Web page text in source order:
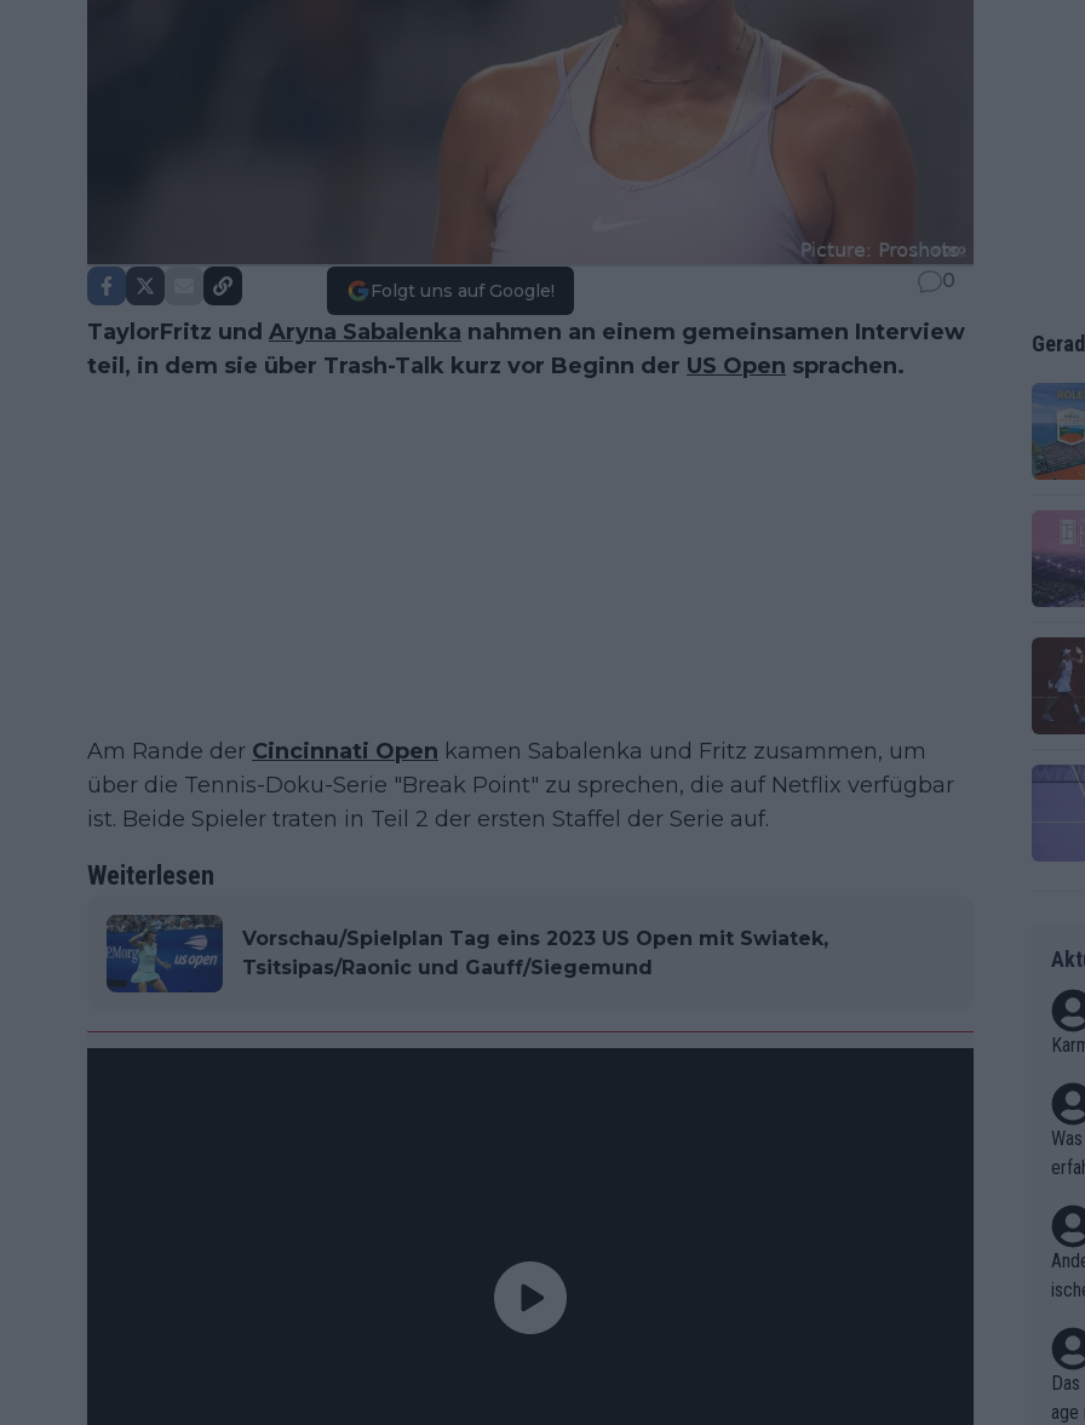
Folgt uns auf Google! 0
TaylorFritz und Aryna Sabalenka nahmen an einem gemeinsamen Interview
teil, in dem sie über Trash-Talk kurz vor Beginn der US Open sprachen.
Am Rande der Cincinnati Open kamen Sabalenka und Fritz zusammen, um
über die Tennis-Doku-Serie "Break Point" zu sprechen, die auf Netflix verfügbar
ist. Beide Spieler traten in Teil 2 der ersten Staffel der Serie auf.
Weiterlesen
Vorschau/Spielplan Tag eins 2023 US Open mit Swiatek,
Tsitsipas/Raonic und Gauff/Siegemund
age